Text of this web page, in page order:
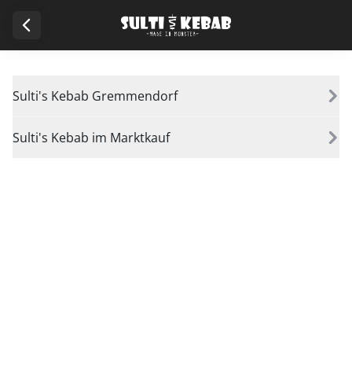
Sulti's Kebab Gremmendorf
Sulti's Kebab im Marktkauf